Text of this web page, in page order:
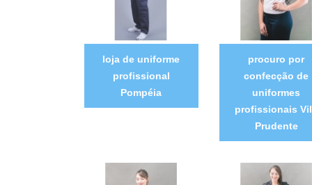
loja de uniforme
profissional
Pompéia
procuro por
confecção de
uniformes
profissionais
Prudente